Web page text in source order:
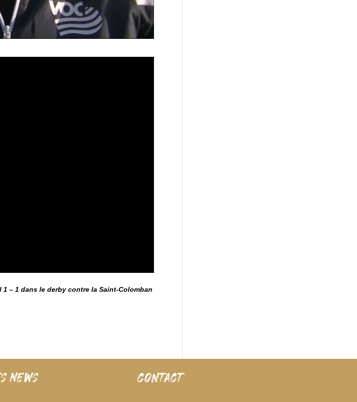
– 1 dans le derby contre la Saint-Colomban
news CONTACT